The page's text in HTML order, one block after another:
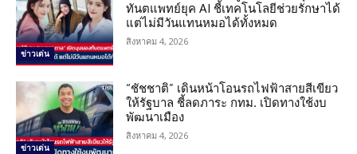
ข่าวเด่น
ทันตแพทย์ยุค AI ชี้เทคโนโลยีช่วยรักษาได้
แต่ไม่มีวันแทนหมอได้ทั้งหมด
สิงหาคม 4, 2026
ข่าวเด่น
“ชัชชาติ” เดินหน้าโอนรถไฟฟ้าสายสีเขียว
ให้รัฐบาล ชี้ลดภาระ กทม. เปิดทางใช้งบ
พัฒนาเมือง
สิงหาคม 4, 2026